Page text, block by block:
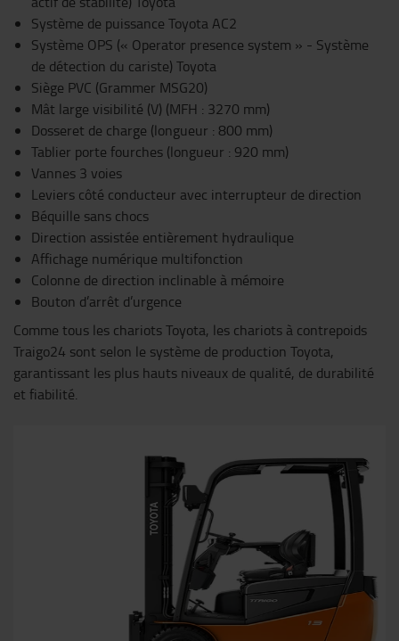
Système de puissance Toyota AC2
Système OPS (« Operator presence system » - Système
de détection du cariste) Toyota
Siège PVC (Grammer MSG20)
Mât large visibilité (V) (MFH : 3270 mm)
Dosseret de charge (longueur : 800 mm)
Tablier porte fourches (longueur : 920 mm)
Vannes 3 voies
Leviers côté conducteur avec interrupteur de direction
Béquille sans chocs
Direction assistée entièrement hydraulique
Affichage numérique multifonction
Colonne de direction inclinable à mémoire
Bouton d’arrêt d’urgence
Comme tous les chariots Toyota, les chariots à contrepoids
Traigo24 sont selon le système de production Toyota,
garantissant les plus hauts niveaux de qualité, de durabilité
et fiabilité.